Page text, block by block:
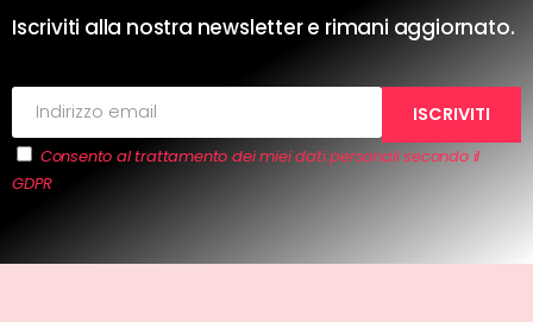
Iscriviti alla nostra newsletter e rimani aggiornato.
Consento al trattamento dei miei dati personali secondo il
GDPR